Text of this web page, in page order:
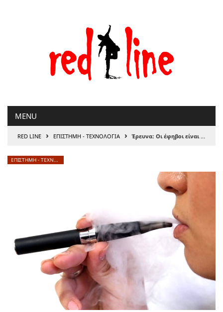
MENU
RED LINE › ΕΠΙΣΤΗΜΗ - ΤΕΧΝΟΛΟΓΙΑ › Έρευνα: Οι έφηβοι είναι πιθανότερο να γίνουν ατμιστές αν οι γονείς τους είναι καπνιστές
ΕΠΙΣΤΗΜΗ - ΤΕΧΝΟΛΟΓΙΑ